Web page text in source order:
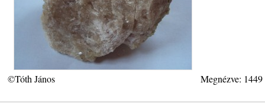
©Tóth János Megnézve: